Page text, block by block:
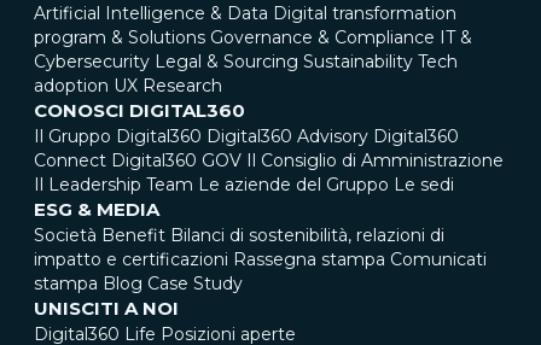
Artificial Intelligence & Data Digital transformation
program & Solutions Governance & Compliance IT &
Cybersecurity Legal & Sourcing Sustainability Tech
adoption UX Research
CONOSCI DIGITAL360
Il Gruppo Digital360 Digital360 Advisory Digital360
Connect Digital360 GOV Il Consiglio di Amministrazione
Il Leadership Team Le aziende del Gruppo Le sedi
ESG & MEDIA
Società Benefit Bilanci di sostenibilità, relazioni di
impatto e certificazioni Rassegna stampa Comunicati
stampa Blog Case Study
UNISCITI A NOI
Digital360 Life Posizioni aperte